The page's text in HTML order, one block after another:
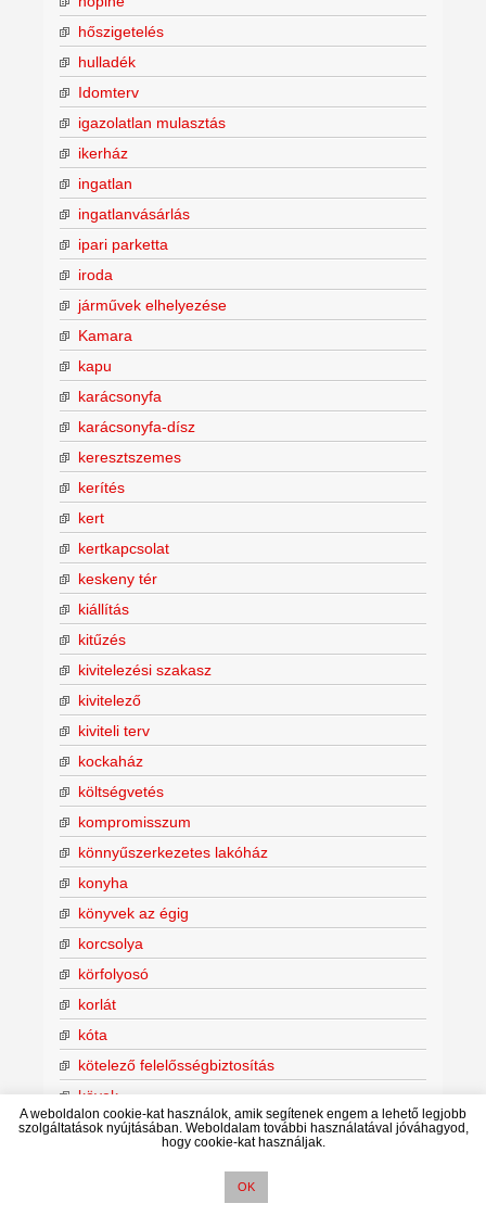
hőszigetelés
hulladék
Idomterv
igazolatlan mulasztás
ikerház
ingatlan
ingatlanvásárlás
ipari parketta
iroda
járművek elhelyezése
Kamara
kapu
karácsonyfa
karácsonyfa-dísz
keresztszemes
kerítés
kert
kertkapcsolat
keskeny tér
kiállítás
kitűzés
kivitelezési szakasz
kivitelező
kiviteli terv
kockaház
költségvetés
kompromisszum
könnyűszerkezetes lakóház
konyha
könyvek az égig
korcsolya
körfolyosó
korlát
kóta
kötelező felelősségbiztosítás
kövek
kredit
A weboldalon cookie-kat használok, amik segítenek engem a lehető legjobb
szolgáltatások nyújtásában. Weboldalam további használatával jóváhagyod,
hogy cookie-kat használjak.
OK